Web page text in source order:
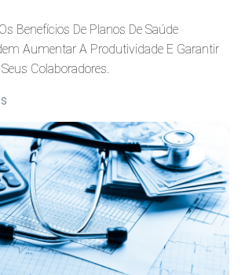
Benefícios De Planos De Saúde
Aumentar A Produtividade E Garantir
Colaboradores.